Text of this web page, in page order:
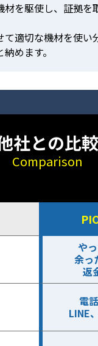
材を駆使し、証拠を
て適切な機材を使い
めます。
社との比較
Comparison
や
余っ
返
電
LINE